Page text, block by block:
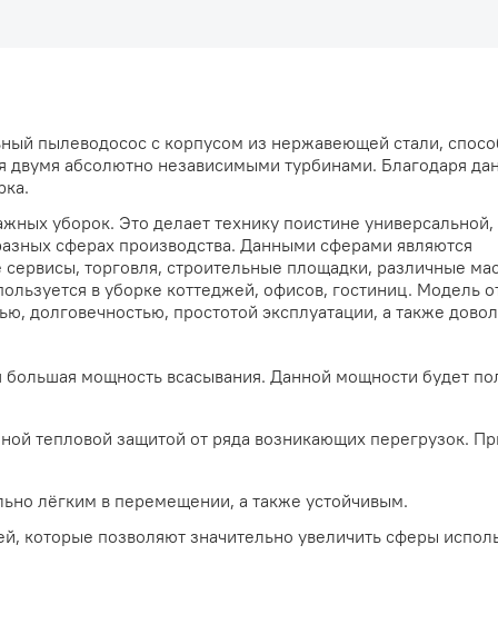
пылеводосос с корпусом из нержавеющей стали,
двумя абсолютно независимыми турбинами. Благодаря
уборок. Это делает технику поистине универсальной,
сферах производства. Данными сферами являются
торговля, строительные площадки, различные
в уборке коттеджей, офисов, гостиниц. Модель
долговечностью, простотой эксплуатации, а также
мощность всасывания. Данной мощности будет
тепловой защитой от ряда возникающих перегрузок.
лёгким в перемещении, а также устойчивым.
которые позволяют значительно увеличить сферы